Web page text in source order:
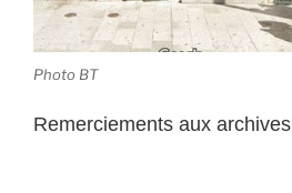
Photo BT
Remerciements aux